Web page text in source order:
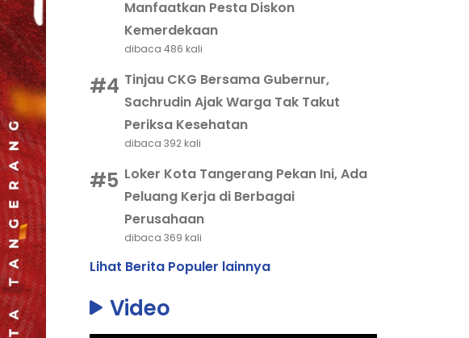
Manfaatkan Pesta Diskon
Kemerdekaan
dibaca 486 kali
#4 Tinjau CKG Bersama Gubernur,
Sachrudin Ajak Warga Tak Takut
Periksa Kesehatan
dibaca 392 kali
#5 Loker Kota Tangerang Pekan Ini, Ada
Peluang Kerja di Berbagai
Perusahaan
dibaca 369 kali
Lihat Berita Populer lainnya
Video